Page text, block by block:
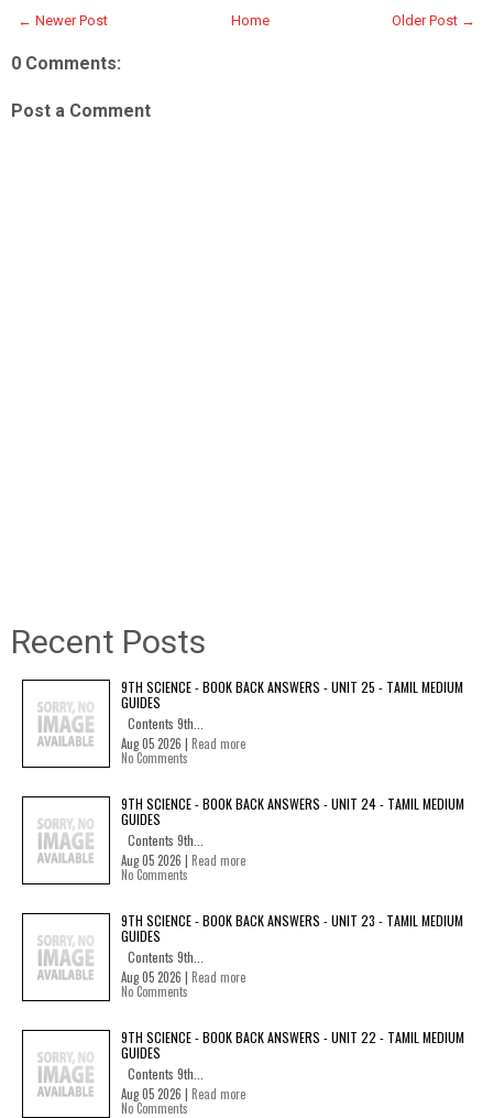
← Newer Post Older Post →
Home
0 Comments:
Post a Comment
Recent Posts
9TH SCIENCE - BOOK BACK ANSWERS - UNIT 25 - TAMIL MEDIUM
GUIDES
Contents 9th...
Aug 05 2026 | Read more
No Comments
9TH SCIENCE - BOOK BACK ANSWERS - UNIT 24 - TAMIL MEDIUM
GUIDES
Contents 9th...
Aug 05 2026 | Read more
No Comments
9TH SCIENCE - BOOK BACK ANSWERS - UNIT 23 - TAMIL MEDIUM
GUIDES
Contents 9th...
Aug 05 2026 | Read more
No Comments
9TH SCIENCE - BOOK BACK ANSWERS - UNIT 22 - TAMIL MEDIUM
GUIDES
Contents 9th...
Aug 05 2026 | Read more
No Comments